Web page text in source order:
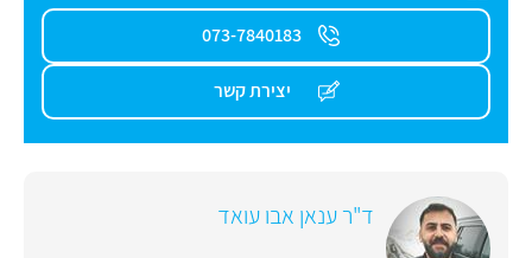
073-7840183
יצירת קשר
ד"ר ענאן אבו עואד